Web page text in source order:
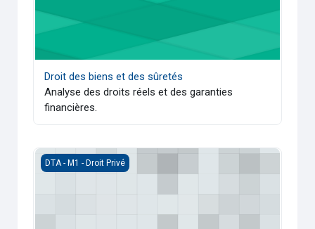
Droit des biens et des sûretés
Analyse des droits réels et des garanties
financières.
Droit international privé
DTA - M1 - Droit Privé